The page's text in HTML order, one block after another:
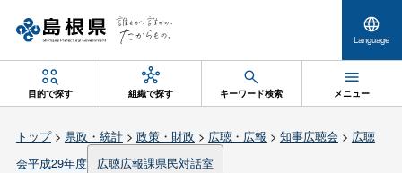
Language
目的で探す 組織で探す キーワード検索 メニュー
トップ> 県政・統計> 政策・財政 > 広聴・広報 > 知事広聴会 > 広聴
会平成29年度
広聴広報課県民対話室